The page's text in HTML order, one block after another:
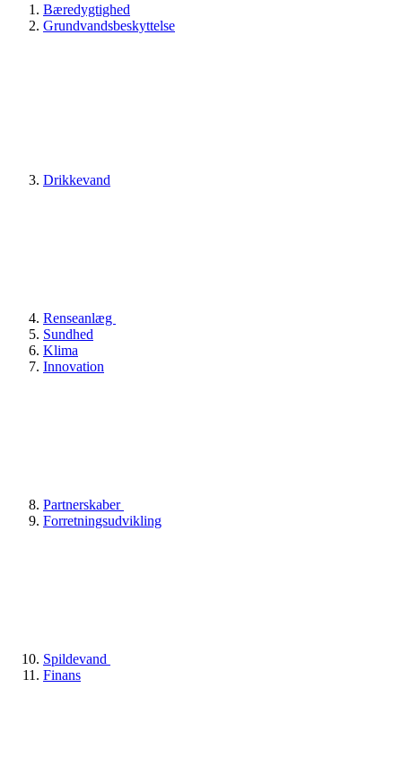
Bæredygtighed
Grundvandsbeskyttelse
Drikkevand
Renseanlæg
Sundhed
Klima
Innovation
Partnerskaber
Forretningsudvikling
Spildevand
Finans